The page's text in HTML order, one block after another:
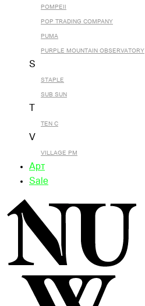
POMPEII
POP TRADING COMPANY
PUMA
PURPLE MOUNTAIN OBSERVATORY
S
STAPLE
SUB SUN
TEN C
V
VILLAGE PM
Арт
Sale